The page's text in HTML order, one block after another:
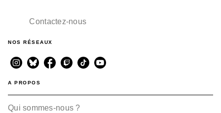
Contactez-nous
NOS RÉSEAUX
A PROPOS
Qui sommes-nous ?